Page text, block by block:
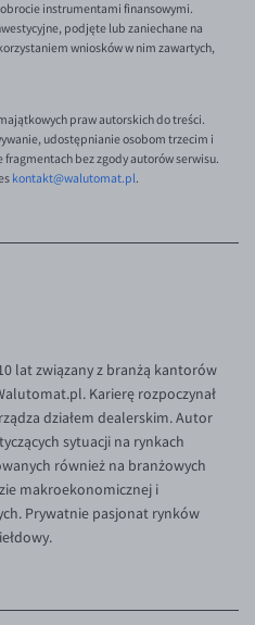
instrumentami finansowymi.
podjęte lub zaniechane na
wniosków w nim zawartych,
praw autorskich do treści.
udostępnianie osobom trzecim i
fragmentach bez zgody autorów serwisu.
kontakt@walutomat.pl.
lat związany z branżą kantorów
Karierę rozpoczynał
działem dealerskim. Autor
sytuacji na rynkach
również na branżowych
makroekonomicznej i
Prywatnie pasjonat rynków